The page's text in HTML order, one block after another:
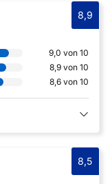
8,9
9,0 von 10
8,9 von 10
8,6 von 10
8,5